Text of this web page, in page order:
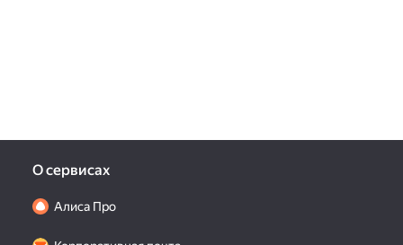
О сервисах
Алиса Про